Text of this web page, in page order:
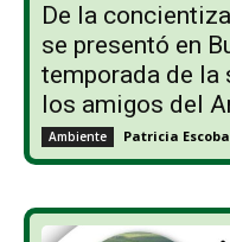
De la
se presentó en
temporada de la
los amigos del
Ambiente Patricia